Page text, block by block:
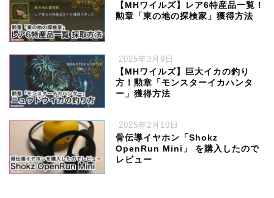
【MHワイルズ】レア6特産品一覧！
勲章「東の地の探検家」獲得方法
2025年3月9日
【MHワイルズ】巨大イカの釣り
方！勲章「モンスターイカハンタ
ー」獲得方法
2025年2月10日
骨伝導イヤホン「Shokz
OpenRun Mini」 を購入したので
レビュー